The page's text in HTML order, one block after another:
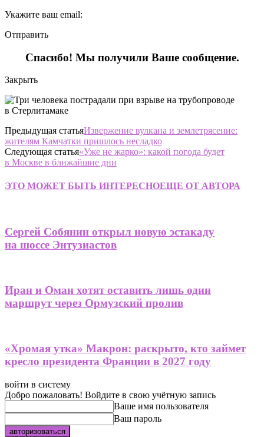
Укажите ваш email:
Отправить
Спасибо! Мы получили Ваше сообщение.
Закрыть
Предыдущая статьяИзвержение вулкана и землетрясение:
жителям Камчатки пришлось несладко
Следующая статья«Уже не жарко»: какой погода будет
в Москве в ближайшие дни
ЭТО МОЖЕТ БЫТЬ ИНТЕРЕСНОЕЩЕ ОТ АВТОРА
Сергей Собянин открыл новую эстакаду
на шоссе Энтузиастов
Иран и Оман хотят оставить лишь один
маршрут через Ормузский пролив
«Хромая утка» Макрон: раскрыто, кто займет
кресло президента Франции в 2027 году
войти в систему
Добро пожаловать! Войдите в свою учётную запись
Ваше имя пользователя
Ваш пароль